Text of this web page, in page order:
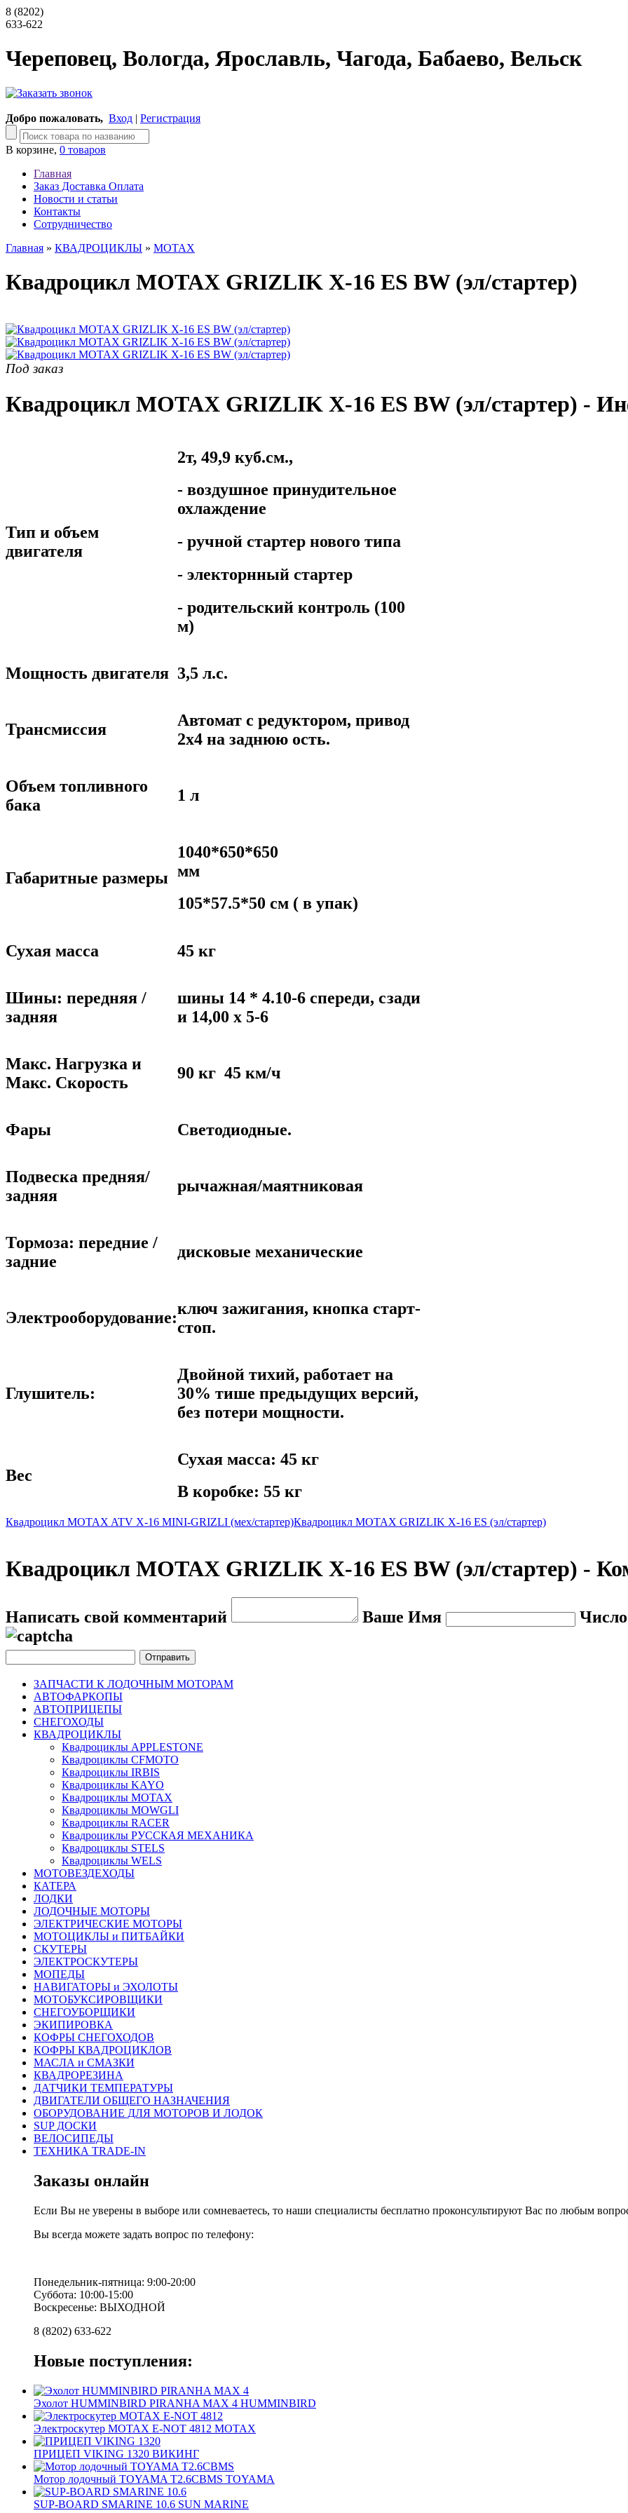
8 (8202)
633-622
Череповец, Вологда, Ярославль, Чагода, Бабаево, Вельск
Добро пожаловать, Вход | Регистрация
В корзине, 0 товаров
Главная
Заказ Доставка Оплата
Новости и статьи
Контакты
Сотрудничество
Главная » КВАДРОЦИКЛЫ » MOTAX
Квадроцикл MOTAX GRIZLIK X-16 ES BW (эл/стартер)
Под заказ
Квадроцикл MOTAX GRIZLIK X-16 ES BW (эл/стартер) -
Тип и объем
двигателя
2т, 49,9 куб.см.,
- воздушное принудительное
охлаждение
- ручной стартер нового типа
- электорнный стартер
- родительский контроль (100
м)
Мощность двигателя 3,5 л.с.
Трансмиссия
Автомат с редуктором, привод
2х4 на заднюю ость.
Объем топливного
бака
1 л
Габаритные размеры
1040*650*650
мм
105*57.5*50 см ( в упак)
Сухая масса 45 кг
Шины: передняя /
задняя
шины 14 * 4.10-6 спереди, сзади
и 14,00 х 5-6
Макс. Нагрузка и
Макс. Скорость
90 кг 45 км/ч
Фары Светодиодные.
Подвеска предняя/
задняя
рычажная/маятниковая
Тормоза: передние /
задние
дисковые механические
Электрооборудование:ключ зажигания, кнопка старт-
стоп.
Глушитель:
Двойной тихий, работает на
30% тише предыдущих версий,
без потери мощности.
Вес
Сухая масса: 45 кг
В коробке: 55 кг
Квадроцикл MOTAX ATV Х-16 MINI-GRIZLI (мех/стартер)Квадроцикл MOTAX GRIZLIK X-16 ES (эл/стартер)
Квадроцикл MOTAX GRIZLIK X-16 ES BW (эл/стартер) -
Написать свой комментарий Ваше Имя
ЗАПЧАСТИ К ЛОДОЧНЫМ МОТОРАМ
АВТОФАРКОПЫ
АВТОПРИЦЕПЫ
СНЕГОХОДЫ
КВАДРОЦИКЛЫ
Квадроциклы APPLESTONE
Квадроциклы CFMOTO
Квадроциклы IRBIS
Квадроциклы KAYO
Квадроциклы MOTAX
Квадроциклы MOWGLI
Квадроциклы RACER
Квадроциклы РУССКАЯ МЕХАНИКА
Квадроциклы STELS
Квадроциклы WELS
МОТОВЕЗДЕХОДЫ
КАТЕРА
ЛОДКИ
ЛОДОЧНЫЕ МОТОРЫ
ЭЛЕКТРИЧЕСКИЕ МОТОРЫ
МОТОЦИКЛЫ и ПИТБАЙКИ
СКУТЕРЫ
ЭЛЕКТРОСКУТЕРЫ
МОПЕДЫ
НАВИГАТОРЫ и ЭХОЛОТЫ
МОТОБУКСИРОВЩИКИ
СНЕГОУБОРЩИКИ
ЭКИПИРОВКА
КОФРЫ СНЕГОХОДОВ
КОФРЫ КВАДРОЦИКЛОВ
МАСЛА и СМАЗКИ
КВАДРОРЕЗИНА
ДАТЧИКИ ТЕМПЕРАТУРЫ
ДВИГАТЕЛИ ОБЩЕГО НАЗНАЧЕНИЯ
ОБОРУДОВАНИЕ ДЛЯ МОТОРОВ И ЛОДОК
SUP ДОСКИ
ВЕЛОСИПЕДЫ
ТЕХНИКА TRADE-IN
Заказы онлайн
Если Вы не уверены в выборе или сомневаетесь, то наши специалисты бесплатно проконсультируют Вас по любым
Вы всегда можете задать вопрос по телефону:
Понедельник-пятница: 9:00-20:00
Суббота: 10:00-15:00
Воскресенье: ВЫХОДНОЙ
8 (8202) 633-622
Новые поступления:
Эхолот HUMMINBIRD PIRANHA MAX 4 HUMMINBIRD
Электроскутер MOTAX E-NOT 4812 MOTAX
ПРИЦЕП VIKING 1320 ВИКИНГ
Мотор лодочный TOYAMA T2.6CBMS TOYAMA
SUP-BOARD SMARINE 10.6 SUN MARINE